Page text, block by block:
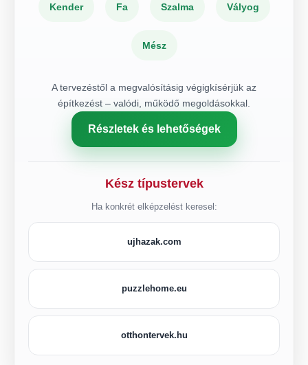
Kender Fa Szalma Vályog
Mész
A tervezéstől a megvalósításig végigkísérjük az
építkezést – valódi, működő megoldásokkal.
Részletek és lehetőségek
Kész típustervek
Ha konkrét elképzelést keresel:
ujhazak.com
puzzlehome.eu
otthontervek.hu